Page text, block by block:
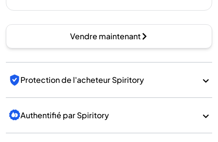
Vendre maintenant
Protection de l'acheteur Spiritory
Authentifié par Spiritory